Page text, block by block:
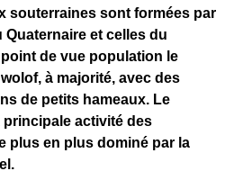
souterraines sont formées par
Quaternaire et celles du
de vue population le
à majorité, avec des
de petits hameaux. Le
activité des
plus en plus dominé par la